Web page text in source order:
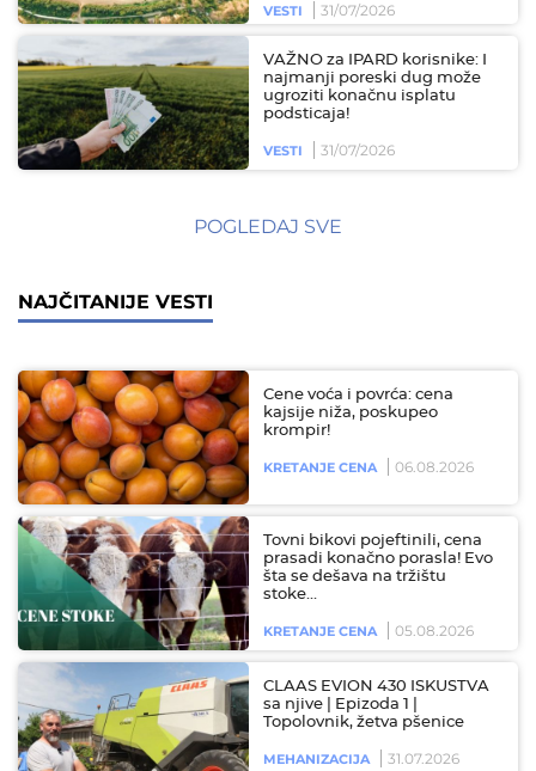
VESTI 31/07/2026
VAŽNO za IPARD korisnike: I
najmanji poreski dug može
ugroziti konačnu isplatu
podsticaja!
VESTI 31/07/2026
POGLEDAJ SVE
NAJČITANIJE VESTI
Cene voća i povrća: cena
kajsije niža, poskupeo
krompir!
KRETANJE CENA 06.08.2026
Tovni bikovi pojeftinili, cena
prasadi konačno porasla! Evo
šta se dešava na tržištu
stoke…
KRETANJE CENA 05.08.2026
CLAAS EVION 430 ISKUSTVA
sa njive | Epizoda 1 |
Topolovnik, žetva pšenice
MEHANIZACIJA 31.07.2026